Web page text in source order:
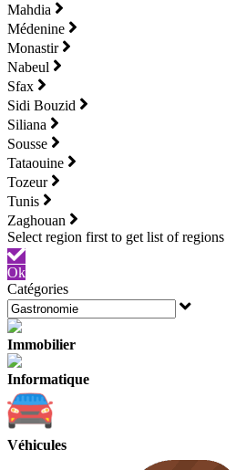
Mahdia
Médenine
Monastir
Nabeul
Sfax
Sidi Bouzid
Siliana
Sousse
Tataouine
Tozeur
Tunis
Zaghouan
Ok
Catégories
Immobilier
Informatique
Véhicules